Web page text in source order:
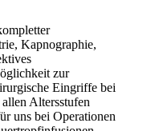
Kapnographie,
zur
Eingriffe bei
Altersstufen
uns bei Operationen